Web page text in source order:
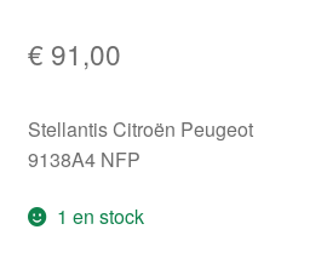
€ 91,00
Stellantis Citroën Peugeot
9138A4 NFP
1 en stock